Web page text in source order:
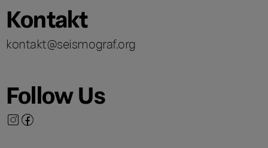
Kontakt
kontakt@seismograf.org
Follow Us